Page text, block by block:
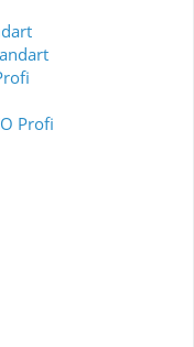
Profi